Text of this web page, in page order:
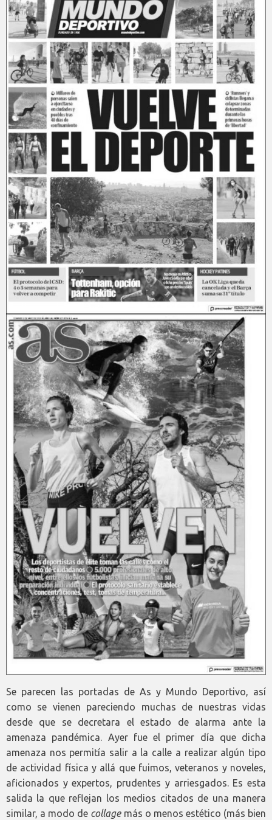
Se parecen las portadas de As y Mundo Deportivo, así
como se vienen pareciendo muchas de nuestras vidas
desde que se decretara el estado de alarma ante la
amenaza pandémica. Ayer fue el primer día que dicha
amenaza nos permitía salir a la calle a realizar algún tipo
de actividad física y allá que fuimos, veteranos y noveles,
aficionados y expertos, prudentes y arriesgados. Es esta
salida la que reflejan los medios citados de una manera
similar, a modo de collagemás o menos estético (más bien